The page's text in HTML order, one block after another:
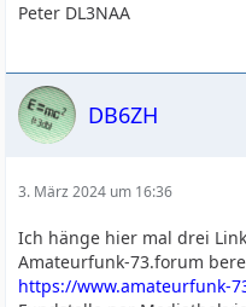
Peter DL3NAA
DB6ZH
3. März 2024 um 16:36
Ich hänge hier mal drei
Amateurfunk-73.forum
https://www.amateurfunk-